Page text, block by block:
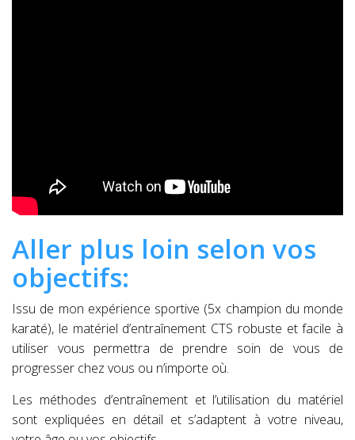
Aller plus loin selon vos
objectifs:
Issu de mon expérience sportive (5x champion du monde
karaté), le matériel d’entraînement CTS robuste et facile à
utiliser vous permettra de prendre soin de vous de
progresser chez vous ou n’importe où.
Les méthodes d’entraînement et l’utilisation du matériel
sont expliquées en détail et s’adaptent à votre niveau,